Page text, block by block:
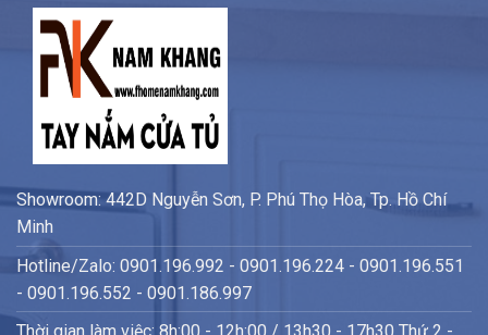
Showroom: 442D Nguyễn Sơn, P. Phú Thọ Hòa, Tp. Hồ Chí
Minh
Hotline/Zalo: 0901.196.992 - 0901.196.224 - 0901.196.551
- 0901.196.552 - 0901.186.997